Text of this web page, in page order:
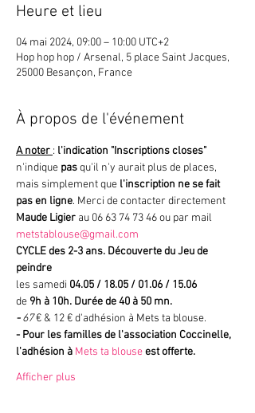
Heure et lieu
04 mai 2024, 09:00 – 10:00 UTC+2
Hop hop hop / Arsenal, 5 place Saint Jacques,
25000 Besançon, France
À propos de l'événement
A noter : l'indication "Inscriptions closes"
n'indique pas qu'il n'y aurait plus de places,
mais simplement que l'inscription ne se fait
pas en ligne. Merci de contacter directement
Maude Ligier au 06 63 74 73 46 ou par mail
metstablouse@gmail.com
CYCLE des 2-3 ans. Découverte du Jeu de
peindre
les samedi 04.05 / 18.05 / 01.06 / 15.06
de 9h à 10h. Durée de 40 à 50 mn.
- 67 € & 12 € d'adhésion à Mets ta blouse.
- Pour les familles de l'association Coccinelle,
l'adhésion à Mets ta blouse est offerte.
Afficher plus